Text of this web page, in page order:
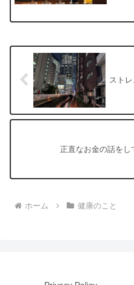
酒）
スト
正直なお金の話をし
ホーム 健康のこと